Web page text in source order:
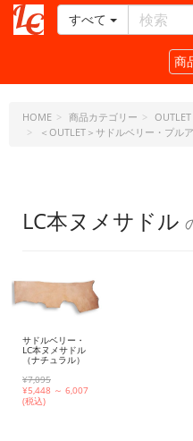
ー
ラ
フ
ト・
ジ
ピ
ー
すべて
商
HOME 商品カテゴリー
OUTLET
＜OUTLET＞サドルベリー・プル
LC本ヌメサドル
サドルベリー・
LC本ヌメサドル
（ナチュラル）
¥7,095
¥5,448 ～ 6,007
(税込)